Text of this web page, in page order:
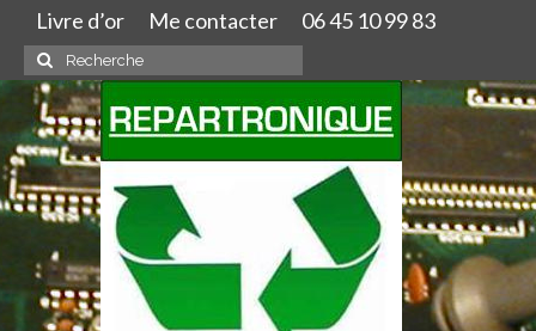
Livre d’or Me contacter 06 45 10 99 83
Rechercher
: